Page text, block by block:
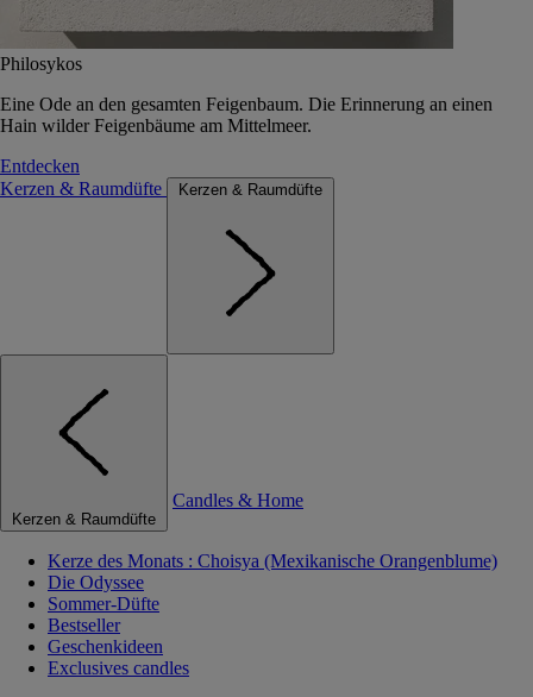
Philosykos
Eine Ode an den gesamten Feigenbaum. Die Erinnerung an einen
Hain wilder Feigenbäume am Mittelmeer.
Entdecken
Kerzen & Raumdüfte
Kerzen & Raumdüfte
Kerzen & Raumdüfte
Candles & Home
Kerze des Monats : Choisya (Mexikanische Orangenblume)
Die Odyssee
Sommer-Düfte
Bestseller
Geschenkideen
Exclusives candles